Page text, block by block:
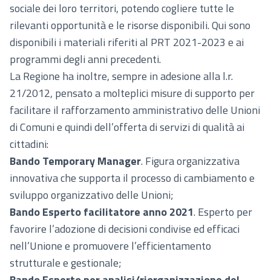
sociale dei loro territori, potendo cogliere tutte le
rilevanti opportunità e le risorse disponibili. Qui sono
disponibili i materiali riferiti al PRT 2021-2023 e ai
programmi degli anni precedenti.
La Regione ha inoltre, sempre in adesione alla l.r.
21/2012, pensato a molteplici misure di supporto per
facilitare il rafforzamento amministrativo delle Unioni
di Comuni e quindi dell’offerta di servizi di qualità ai
cittadini:
Bando Temporary Manager. Figura organizzativa
innovativa che supporta il processo di cambiamento e
sviluppo organizzativo delle Unioni;
Bando Esperto facilitatore anno 2021. Esperto per
favorire l’adozione di decisioni condivise ed efficaci
nell’Unione e promuovere l’efficientamento
strutturale e gestionale;